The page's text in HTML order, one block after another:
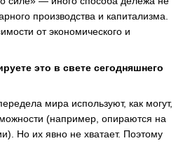
производства и капитализма.
от экономического и
это в свете сегодняшнего
мира используют, как могут,
(например, опираются на
Но их явно не хватает. Поэтому